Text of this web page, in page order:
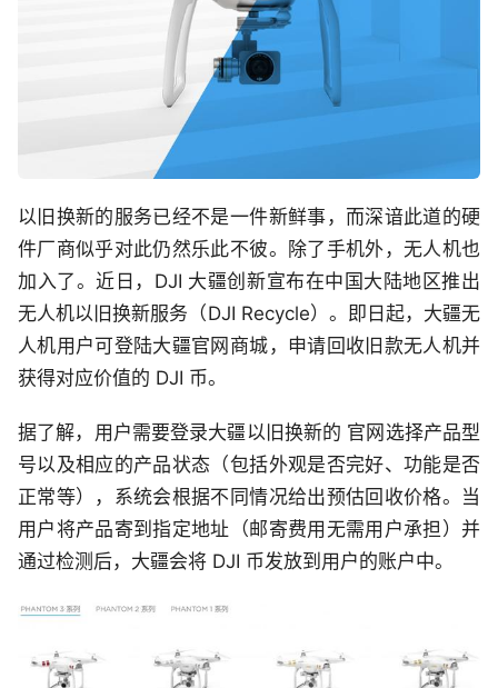
以旧换新的服务已经不是一件新鲜事，而深谙此道的硬
件厂商似乎对此仍然乐此不彼。除了手机外，无人机也
加入了。近日，DJI 大疆创新宣布在中国大陆地区推出
无人机以旧换新服务（DJI Recycle）。即日起，大疆无
人机用户可登陆大疆官网商城，申请回收旧款无人机并
获得对应价值的 DJI 币。
据了解，用户需要登录大疆以旧换新的 官网选择产品型
号以及相应的产品状态（包括外观是否完好、功能是否
正常等），系统会根据不同情况给出预估回收价格。当
用户将产品寄到指定地址（邮寄费用无需用户承担）并
通过检测后，大疆会将 DJI 币发放到用户的账户中。